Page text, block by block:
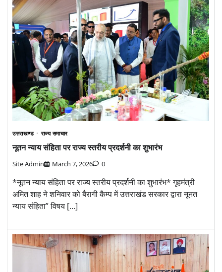
उत्तराखण्ड राज्य समाचार
नूतन न्याय संहिता पर राज्य स्तरीय प्रदर्शनी का शुभारंभ
Site Admin March 7, 2026 0
*नूतन न्याय संहिता पर राज्य स्तरीय प्रदर्शनी का शुभारंभ* गृहमंत्री
अमित शाह ने शनिवार को बैरागी कैम्प में उत्तराखंड सरकार द्वारा नूनत
न्याय संहिता” विषय […]